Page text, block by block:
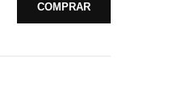
COMPRAR